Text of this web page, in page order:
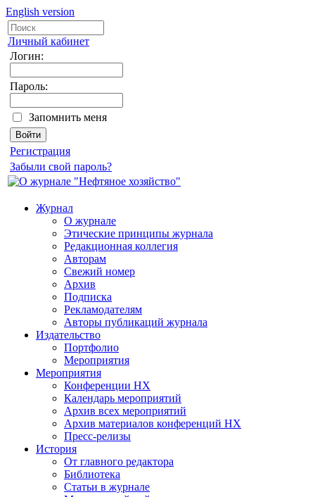
English version
Личный кабинет
Логин:
Пароль:
Запомнить меня
Регистрация
Забыли свой пароль?
Журнал
О журнале
Этические принципы журнала
Редакционная коллегия
Авторам
Свежий номер
Архив
Подписка
Рекламодателям
Авторы публикаций журнала
Издательство
Портфолио
Мероприятия
Мероприятия
Конференции НХ
Календарь мероприятий
Архив всех мероприятий
Архив материалов конференций НХ
Пресс-релизы
История
От главного редактора
Библиотека
Статьи в журнале